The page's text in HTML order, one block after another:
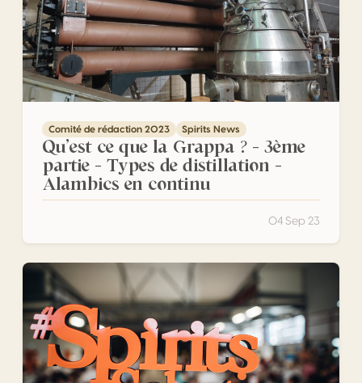
Comité de rédaction 2023 Spirits News
Qu’est ce que la Grappa ? – 3ème
partie – Types de distillation –
Alambics en continu
04 Sep 23
Rigueur et transparence: la philosophie du Spirits